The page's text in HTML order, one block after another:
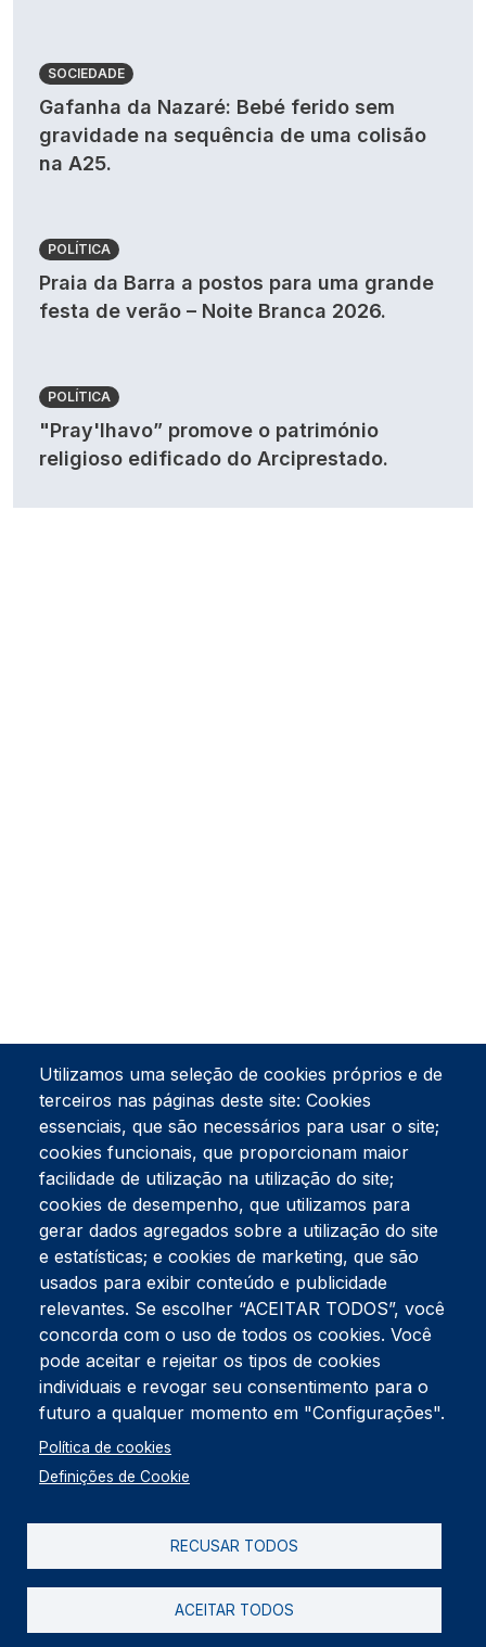
SOCIEDADE
Gafanha da Nazaré: Bebé ferido sem
gravidade na sequência de uma colisão
na A25.
POLÍTICA
Praia da Barra a postos para uma grande
festa de verão – Noite Branca 2026.
POLÍTICA
"Pray'lhavo” promove o património
religioso edificado do Arciprestado.
Tel:234 390 100Fax:234 390 100
Endereço Postal
Apartado 42
Rua Gil Eanes 31
3834-908 Gafanha da Nazaré
Estúdios
Rua Prior Guerra
Edifício do Centro Cultural da Gafanha da Nazaré
3830-556 Gafanha da Nazaré
Rodapé
Cookies
Política de Privacidade
Utilizamos uma seleção de cookies próprios e de
terceiros nas páginas deste site: Cookies
essenciais, que são necessários para usar o site;
cookies funcionais, que proporcionam maior
facilidade de utilização na utilização do site;
cookies de desempenho, que utilizamos para
gerar dados agregados sobre a utilização do site
e estatísticas; e cookies de marketing, que são
usados para exibir conteúdo e publicidade
relevantes. Se escolher “ACEITAR TODOS”, você
concorda com o uso de todos os cookies. Você
pode aceitar e rejeitar os tipos de cookies
individuais e revogar seu consentimento para o
futuro a qualquer momento em "Configurações".
Política de cookies
Definições de Cookie
RECUSAR TODOS
ACEITAR TODOS